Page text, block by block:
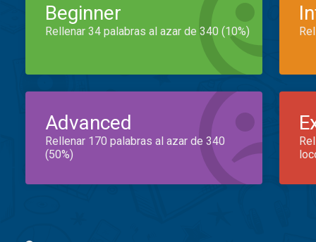
Beginner
Rellenar 34 palabras al azar de 340 (10%)
Advanced
Rellenar 170 palabras al azar de 340
(50%)